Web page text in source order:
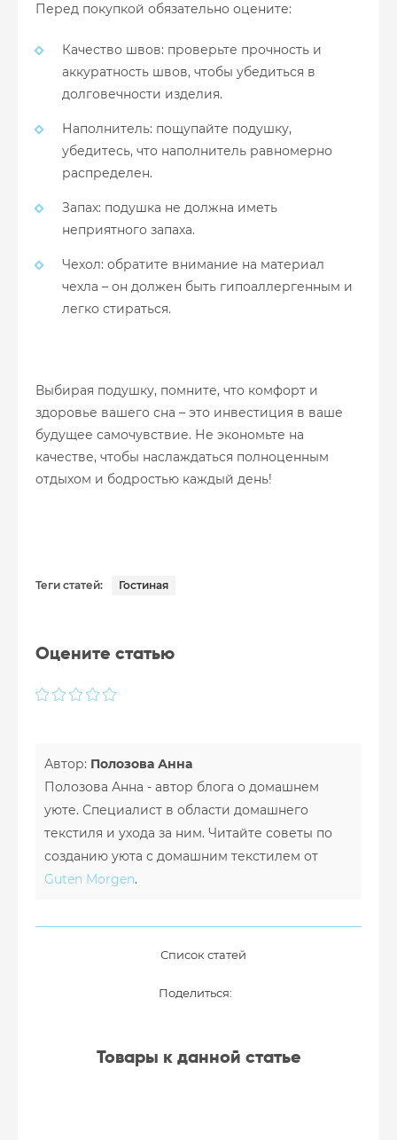
Перед покупкой обязательно оцените:
Качество швов: проверьте прочность и
аккуратность швов, чтобы убедиться в
долговечности изделия.
Наполнитель: пощупайте подушку,
убедитесь, что наполнитель равномерно
распределен.
Запах: подушка не должна иметь
неприятного запаха.
Чехол: обратите внимание на материал
чехла – он должен быть гипоаллергенным и
легко стираться.
Выбирая подушку, помните, что комфорт и
здоровье вашего сна – это инвестиция в ваше
будущее самочувствие. Не экономьте на
качестве, чтобы наслаждаться полноценным
отдыхом и бодростью каждый день!
Теги статей: Гостиная
Оцените статью
Автор: Полозова Анна
Полозова Анна - автор блога о домашнем
уюте. Специалист в области домашнего
текстиля и ухода за ним. Читайте советы по
созданию уюта с домашним текстилем от
Guten Morgen.
Список статей
Поделиться:
Товары к данной статье